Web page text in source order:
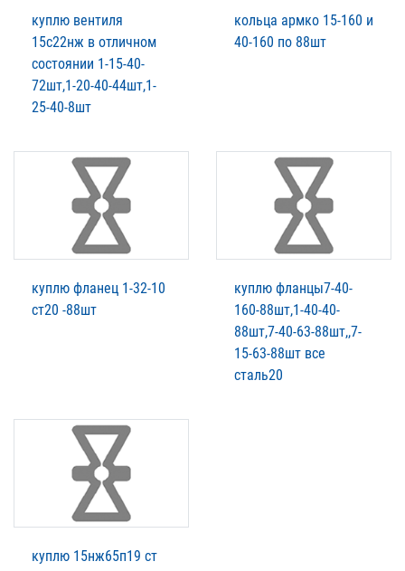
куплю вентиля
15с22нж в отличном
состоянии 1-15-40-
72шт,1-20-40-44шт,1-
25-40-8шт
кольца армко 15-160 и
40-160 по 88шт
куплю фланец 1-32-10
ст20 -88шт
куплю фланцы7-40-
160-88шт,1-40-40-
88шт,7-40-63-88шт,,7-
15-63-88шт все
сталь20
куплю 15нж65п19 ст